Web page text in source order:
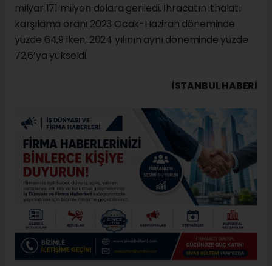
milyar 171 milyon dolara geriledi. İhracatın ithalatı
karşılama oranı 2023 Ocak-Haziran döneminde
yüzde 64,9 iken, 2024 yılının aynı döneminde yüzde
72,6’ya yükseldi.
İSTANBUL HABERİ